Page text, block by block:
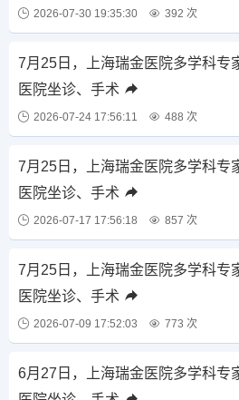
2026-07-30 19:35:30 392 次
7月25日，上海瑞金医院多学科专
医院坐诊、手术
2026-07-24 17:56:11 488 次
7月25日，上海瑞金医院多学科专
医院坐诊、手术
2026-07-17 17:56:18 857 次
7月25日，上海瑞金医院多学科专
医院坐诊、手术
2026-07-09 17:52:03 773 次
6月27日，上海瑞金医院多学科专